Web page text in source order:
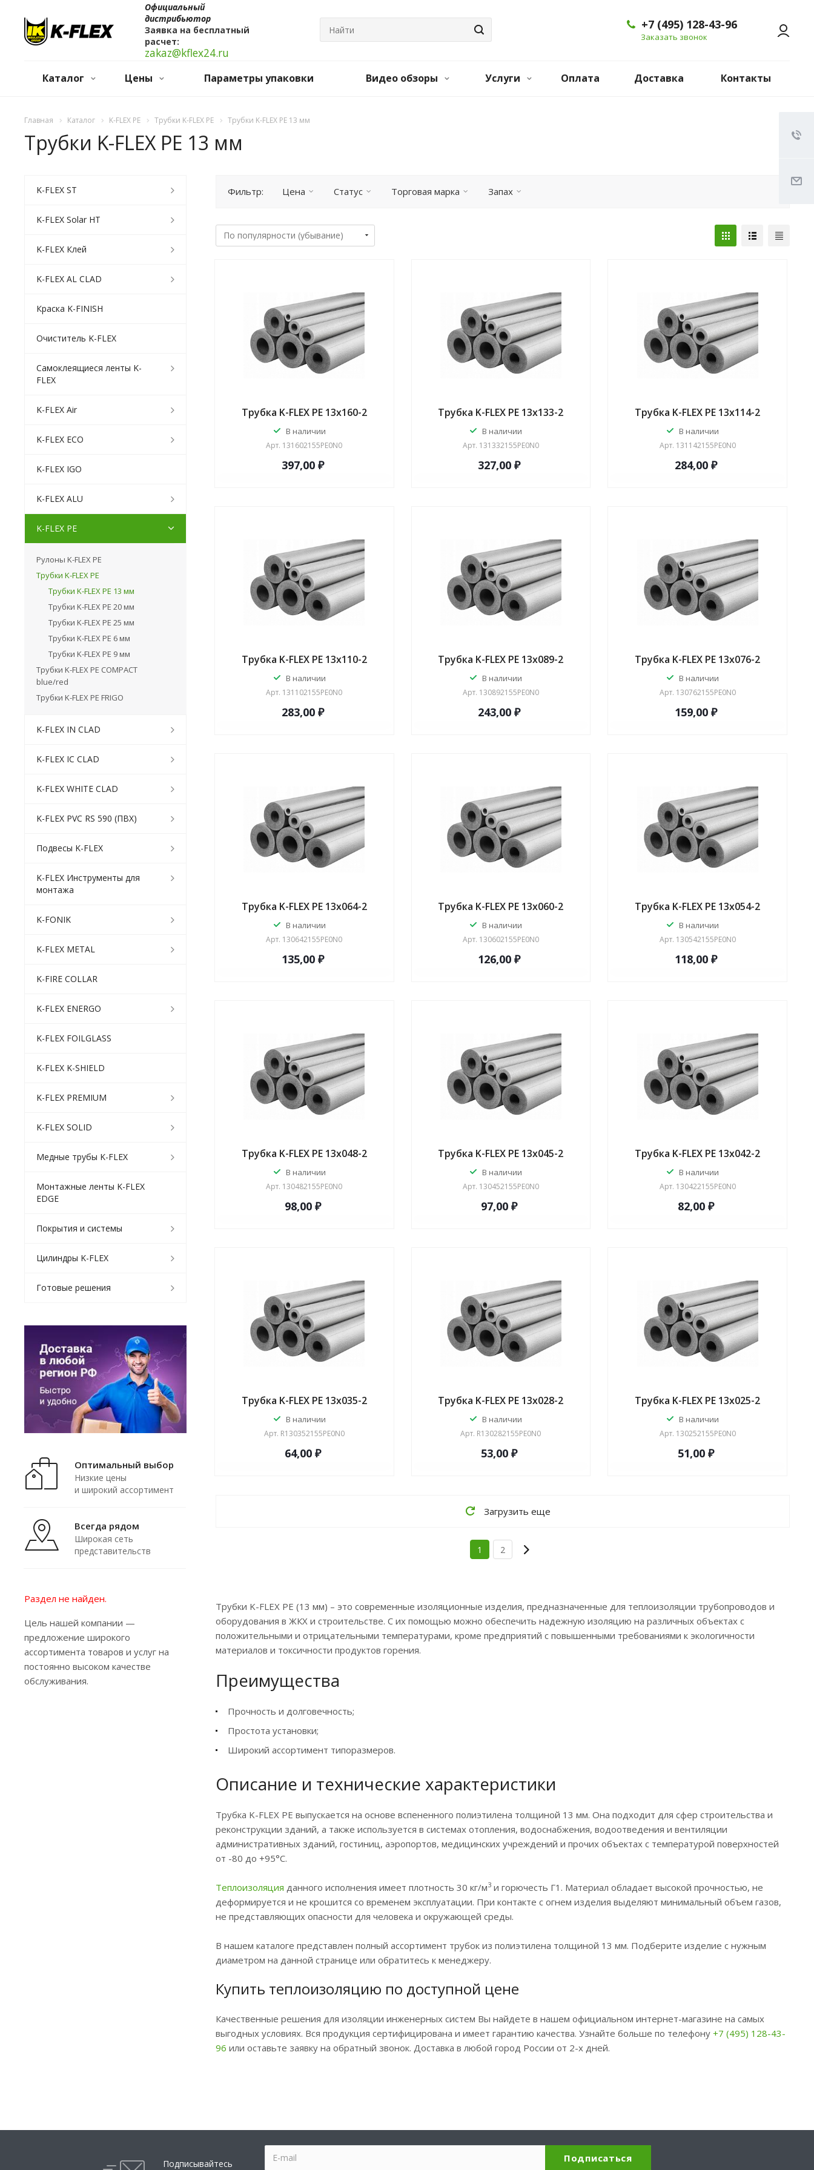
Официальный
дистрибьютор
Заявка на бесплатный
расчет:
zakaz@kflex24.ru
+7 (495) 128-43-96
Заказать звонок
Каталог Цены Параметры упаковки Видео обзоры Услуги Оплата Доставка Контакты
Главная Каталог K-FLEX PE Трубки K-FLEX PE Трубки K-FLEX PE 13 мм
Трубки K-FLEX PE 13 мм
Фильтр: Цена Статус Торговая марка Запах
Трубка K-FLEX PE 13x160-2
В наличии
Арт. 131602155PE0N0
397,00 ₽
Трубка K-FLEX PE 13x133-2
В наличии
Арт. 131332155PE0N0
327,00 ₽
Трубка K-FLEX PE 13x114-2
В наличии
Арт. 131142155PE0N0
284,00 ₽
Трубка K-FLEX PE 13x110-2
В наличии
Арт. 131102155PE0N0
283,00 ₽
Трубка K-FLEX PE 13x089-2
В наличии
Арт. 130892155PE0N0
243,00 ₽
Трубка K-FLEX PE 13x076-2
В наличии
Арт. 130762155PE0N0
159,00 ₽
Трубка K-FLEX PE 13x064-2
В наличии
Арт. 130642155PE0N0
135,00 ₽
Трубка K-FLEX PE 13x060-2
В наличии
Арт. 130602155PE0N0
126,00 ₽
Трубка K-FLEX PE 13x054-2
В наличии
Арт. 130542155PE0N0
118,00 ₽
Трубка K-FLEX PE 13x048-2
В наличии
Арт. 130482155PE0N0
98,00 ₽
Трубка K-FLEX PE 13x045-2
В наличии
Арт. 130452155PE0N0
97,00 ₽
Трубка K-FLEX PE 13x042-2
В наличии
Арт. 130422155PE0N0
82,00 ₽
Трубка K-FLEX PE 13x035-2
В наличии
Арт. R130352155PE0N0
64,00 ₽
Трубка K-FLEX PE 13x028-2
В наличии
Арт. R130282155PE0N0
53,00 ₽
Трубка K-FLEX PE 13x025-2
В наличии
Арт. 130252155PE0N0
51,00 ₽
Загрузить еще
1 2
Трубки K-FLEX PE (13 мм) – это современные изоляционные изделия, предназначенные для теплоизоляции трубопроводов и
оборудования в ЖКХ и строительстве. С их помощью можно обеспечить надежную изоляцию на различных объектах с
положительными и отрицательными температурами, кроме предприятий с повышенными требованиями к экологичности
материалов и токсичности продуктов горения.
Преимущества
Прочность и долговечность;
Простота установки;
Широкий ассортимент типоразмеров.
Описание и технические характеристики
Трубка K-FLEX PE выпускается на основе вспененного полиэтилена толщиной 13 мм. Она подходит для сфер строительства и
реконструкции зданий, а также используется в системах отопления, водоснабжения, водоотведения и вентиляции
административных зданий, гостиниц, аэропортов, медицинских учреждений и прочих объектах с температурой поверхностей
от -80 до +95°С.
Теплоизоляция данного исполнения имеет плотность 30 кг/м3 и горючесть Г1. Материал обладает высокой прочностью, не
деформируется и не крошится со временем эксплуатации. При контакте с огнем изделия выделяют минимальный объем газов,
не представляющих опасности для человека и окружающей среды.
В нашем каталоге представлен полный ассортимент трубок из полиэтилена толщиной 13 мм. Подберите изделие с нужным
диаметром на данной странице или обратитесь к менеджеру.
Купить теплоизоляцию по доступной цене
Качественные решения для изоляции инженерных систем Вы найдете в нашем официальном интернет-магазине на самых
выгодных условиях. Вся продукция сертифицирована и имеет гарантию качества. Узнайте больше по телефону +7 (495) 128-43-
96 или оставьте заявку на обратный звонок. Доставка в любой город России от 2-х дней.
K-FLEX ST
K-FLEX Solar HT
K-FLEX Клей
K-FLEX AL CLAD
Краска K-FINISH
Очиститель K-FLEX
Самоклеящиеся ленты K-
FLEX
K-FLEX Air
K-FLEX ECO
K-FLEX IGO
K-FLEX ALU
K-FLEX PE
Рулоны K-FLEX PE
Трубки K-FLEX PE
Трубки K-FLEX PE 13 мм
Трубки K-FLEX PE 20 мм
Трубки K-FLEX PE 25 мм
Трубки K-FLEX PE 6 мм
Трубки K-FLEX PE 9 мм
Трубки K-FLEX PE COMPACT
blue/red
Трубки K-FLEX PE FRIGO
K-FLEX IN CLAD
K-FLEX IC CLAD
K-FLEX WHITE CLAD
K-FLEX PVC RS 590 (ПВХ)
Подвесы K-FLEX
K-FLEX Инструменты для
монтажа
K-FONIK
K-FLEX METAL
K-FIRE COLLAR
K-FLEX ENERGO
K-FLEX FOILGLASS
K-FLEX K-SHIELD
K-FLEX PREMIUM
K-FLEX SOLID
Медные трубы K-FLEX
Монтажные ленты K-FLEX
EDGE
Покрытия и системы
Цилиндры K-FLEX
Готовые решения
Оптимальный выбор
Низкие цены
и широкий ассортимент
Всегда рядом
Широкая сеть
представительств
Раздел не найден.
Цель нашей компании —
предложение широкого
ассортимента товаров и услуг на
постоянно высоком качестве
обслуживания.
Подписывайтесь